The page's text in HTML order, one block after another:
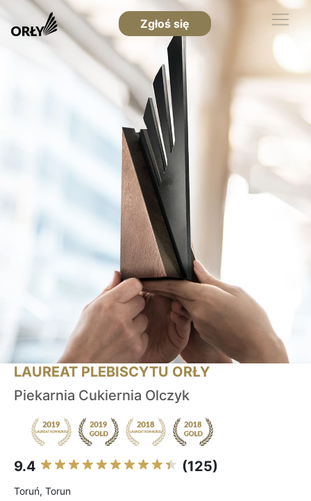
Zgłoś się
LAUREAT PLEBISCYTU ORŁY
Piekarnia Cukiernia Olczyk
9.4 (125)
Toruń, Torun